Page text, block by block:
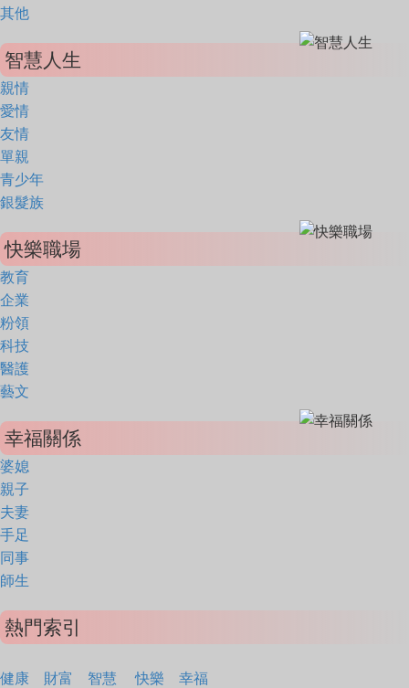
其他
智慧人生
親情
愛情
友情
單親
青少年
銀髮族
快樂職場
教育
企業
粉領
科技
醫護
藝文
幸福關係
婆媳
親子
夫妻
手足
同事
師生
熱門索引
健康 財富 智慧 快樂 幸福